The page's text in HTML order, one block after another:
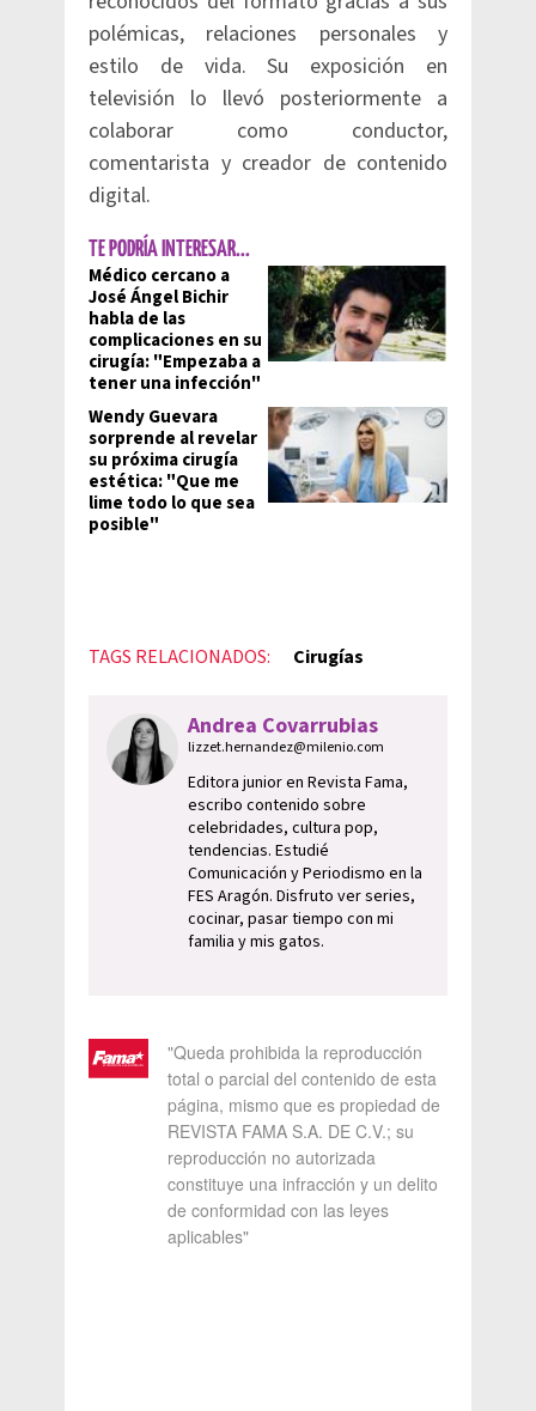
polémicas, relaciones personales y
estilo de vida. Su exposición en
televisión lo llevó posteriormente a
colaborar como conductor,
comentarista y creador de contenido
digital.
TE PODRÍA INTERESAR...
Médico cercano a
José Ángel Bichir
habla de las
complicaciones en su
cirugía: "Empezaba a
tener una infección"
Wendy Guevara
sorprende al revelar
su próxima cirugía
estética: "Que me
lime todo lo que sea
posible"
TAGS RELACIONADOS: Cirugías
Andrea Covarrubias
lizzet.hernandez@milenio.com
Editora junior en Revista Fama,
escribo contenido sobre
celebridades, cultura pop,
tendencias. Estudié
Comunicación y Periodismo en la
FES Aragón. Disfruto ver series,
cocinar, pasar tiempo con mi
familia y mis gatos.
"Queda prohibida la reproducción
total o parcial del contenido de esta
página, mismo que es propiedad de
REVISTA FAMA S.A. DE C.V.; su
reproducción no autorizada
constituye una infracción y un delito
de conformidad con las leyes
aplicables"